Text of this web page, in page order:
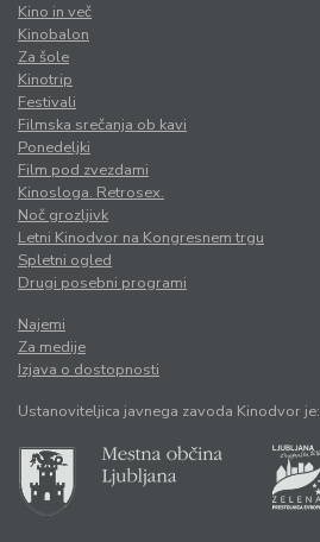
Kino in več
Kinobalon
Za šole
Kinotrip
Festivali
Filmska srečanja ob kavi
Ponedeljki
Film pod zvezdami
Kinosloga. Retrosex.
Noč grozljivk
Letni Kinodvor na Kongresnem trgu
Spletni ogled
Drugi posebni programi
Najemi
Za medije
Izjava o dostopnosti
Ustanoviteljica javnega zavoda Kinodvor je: